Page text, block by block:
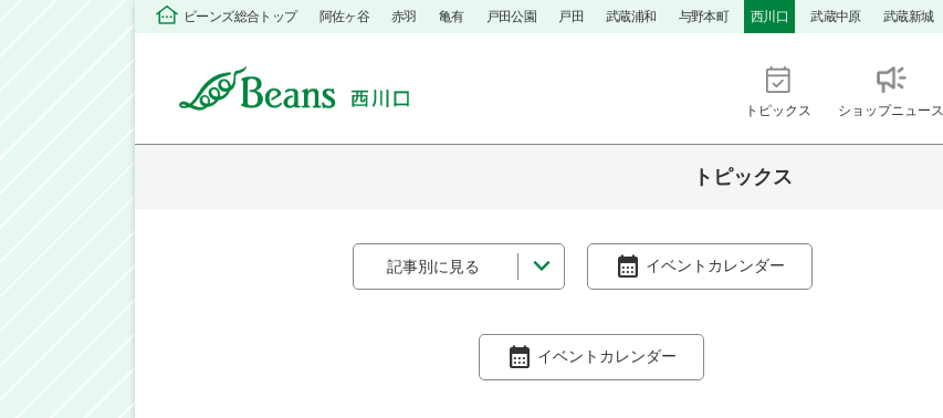
ビーンズ総合トップ 阿佐ヶ谷 赤羽 亀有 戸田公園 戸田 武蔵浦和 与野本町 西川口 武蔵中原 武蔵新城
トピックス ショップニュース
トピックス
記事別に見る イベントカレンダー
イベントカレンダー